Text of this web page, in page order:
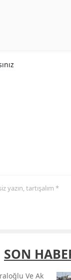
yazın, tartışalım *
SON
Ve Ak